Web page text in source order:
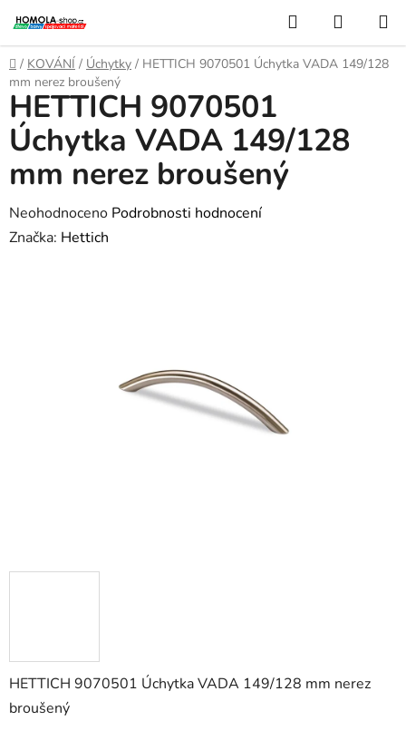
na
obsah
Hledat
KOŠÍK
Domů
/ KOVÁNÍ / Úchytky / HETTICH 9070501 Úchytka VADA 149/128
mm nerez broušený
HETTICH 9070501 Úchytka VADA 149/128 mm nerez
broušený
HETTICH 9070501
Úchytka VADA 149/128
mm nerez broušený
Průměrné
hodnocení
Neohodnoceno Podrobnosti hodnocení
Značka: Hettich